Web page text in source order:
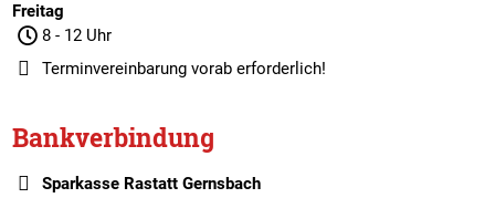
Freitag
8 - 12 Uhr
Terminvereinbarungvorab erforderlich!
Bankverbindung
Sparkasse Rastatt Gernsbach